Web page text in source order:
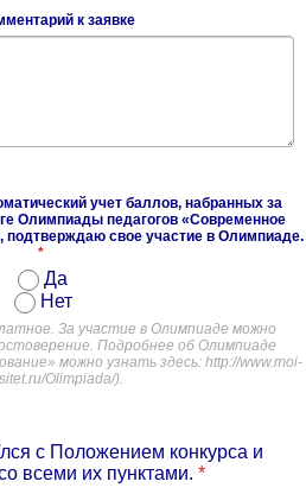
к заявке
учет баллов, набранных за
Олимпиады педагогов «Современное
подтверждаю свое участие в Олимпиаде.
*
Да
Нет
За участие в Олимпиаде можно
Подробнее об Олимпиаде
можно узнать здесь: http://www.moi-
Olimpiada/).
с Положением конкурса и
всеми их пунктами. *